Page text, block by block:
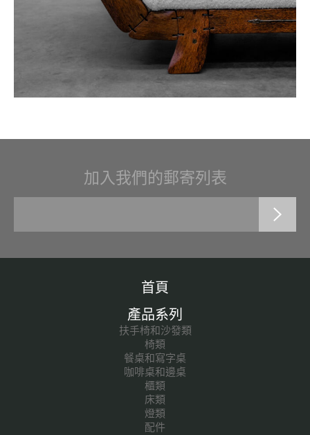
加入我們的郵寄列表
首頁
產品系列
扶手椅和沙發類
椅類
餐桌和寫字桌
咖啡桌和邊桌
櫃類
床類
燈類
配件